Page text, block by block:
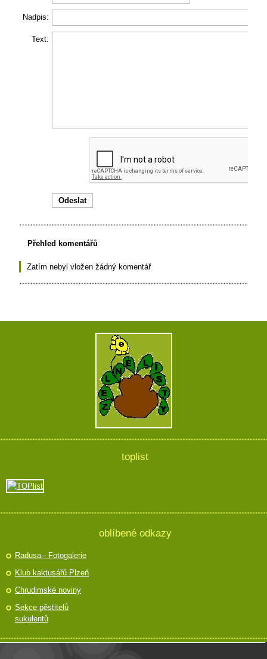
Nadpis:
Text:
Přehled komentářů
Zatím nebyl vložen žádný komentář
toplist
oblíbené odkazy
Radusa - Fotogalerie
Klub kaktusářů Plzeň
Chrudimské noviny
Sekce pěstitelů
sukulentů